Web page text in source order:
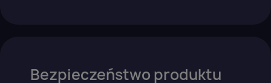
Bezpieczeństwo produktu